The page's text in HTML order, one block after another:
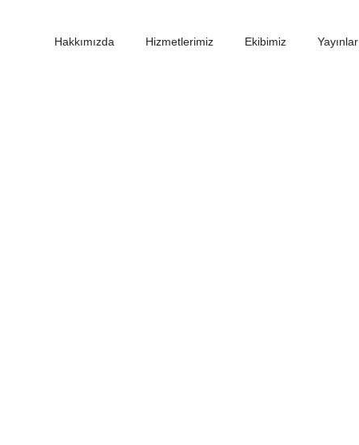
Hakkımızda Hizmetlerimiz Ekibimiz Yayınlar